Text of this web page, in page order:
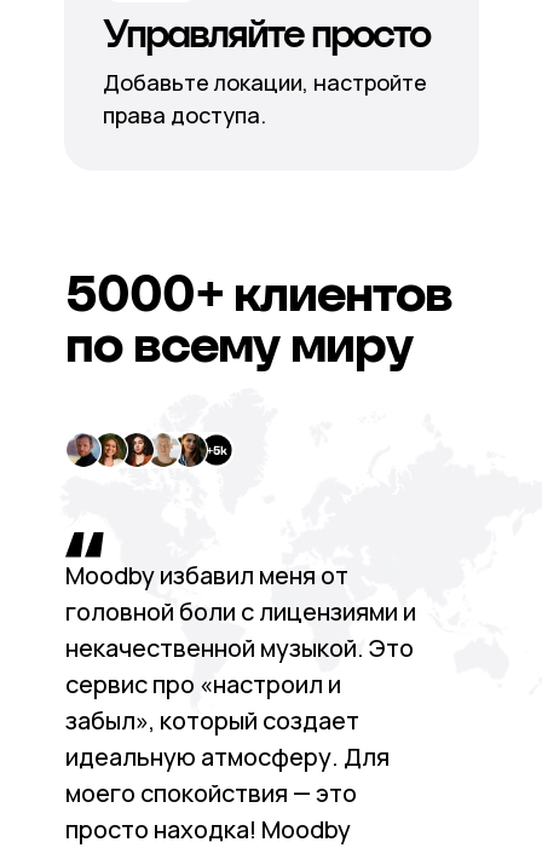
Управляйте просто
Добавьте локации, настройте
права доступа.
Moodby избавил меня от
головной боли с лицензиями и
некачественной музыкой. Это
сервис про «настроил и
забыл», который создает
идеальную атмосферу. Для
моего спокойствия — это
просто находка! Moodby
5000+ клиентов
по всему миру